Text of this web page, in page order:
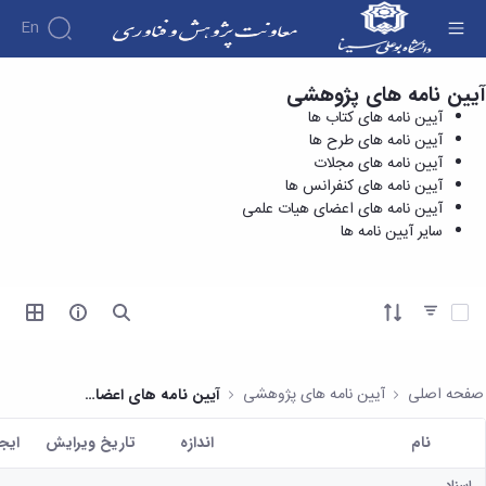
En
درباره
معاونت
درباره
معرفی
معاون
اهداف
و
قبلی
امور
پژوهشی
رئیس
کتابخانه
پژوهش
پژوهش
هفته
پژوهش
و
ها
های
تحقیقاتی
فناوری و
کارآفرینی
مدیریت
کارگروه‌ها
مدیریت‌ها
امور
پژوهشی
و
مرکز
اسناد
دفتر
کاربرگ
فرم
ها
آیین
های
آیین نامه های کتاب ها - معاونت پژوهش و
فناوری
آیین نامه های پژوهشی
آیین نامه های کتاب ها
آیین نامه های طرح ها
آیین نامه های مجلات
آیین نامه های کنفرانس ها
آیین نامه های اعضای هیات علمی
سایر آیین نامه ها
آیتم ها را انتخاب کنید
صفحه اصلی آیین نامه های پژوهشی آیین نامه های اعضای هیات علمی
کاربر انتخاب شده
نام اندازه تاریخ ویرایش